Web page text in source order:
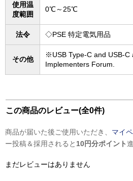
使用温
度範囲
0℃～25℃
法令 ◇PSE 特定電気用品
その他
※USB Type-C and USB-C
Implementers Forum.
この商品のレビュー(全0件)
商品が届いた後ご使用いただき、 マイ
ー投稿＆採用されると 10円分ポイント
まだレビューはありません